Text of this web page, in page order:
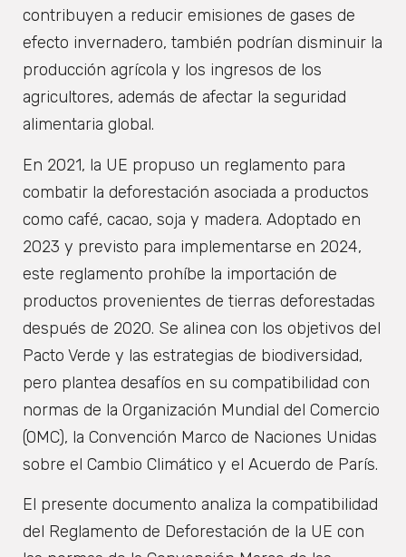
contribuyen a reducir emisiones de gases de
efecto invernadero, también podrían disminuir la
producción agrícola y los ingresos de los
agricultores, además de afectar la seguridad
alimentaria global.
En 2021, la UE propuso un reglamento para
combatir la deforestación asociada a productos
como café, cacao, soja y madera. Adoptado en
2023 y previsto para implementarse en 2024,
este reglamento prohíbe la importación de
productos provenientes de tierras deforestadas
después de 2020. Se alinea con los objetivos del
Pacto Verde y las estrategias de biodiversidad,
pero plantea desafíos en su compatibilidad con
normas de la Organización Mundial del Comercio
(OMC), la Convención Marco de Naciones Unidas
sobre el Cambio Climático y el Acuerdo de París.
El presente documento analiza la compatibilidad
del Reglamento de Deforestación de la UE con